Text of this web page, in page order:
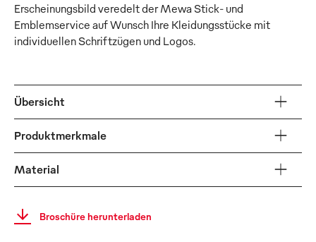
Erscheinungsbild veredelt der Mewa Stick- und
Emblemservice auf Wunsch Ihre Kleidungsstücke mit
individuellen Schriftzügen und Logos.
Übersicht
Produktmerkmale
Material
Broschüre herunterladen